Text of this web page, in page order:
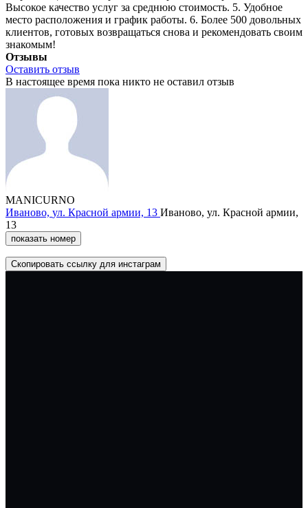
Высокое качество услуг за среднюю стоимость. 5. Удобное
место расположения и график работы. 6. Более 500 довольных
клиентов, готовых возвращаться снова и рекомендовать своим
знакомым!
Отзывы
Оставить отзыв
В настоящее время пока никто не оставил отзыв
MANICURNO
Иваново, ул. Красной армии, 13 Иваново, ул. Красной армии,
13
показать номер
Скопировать ссылку для инстаграм